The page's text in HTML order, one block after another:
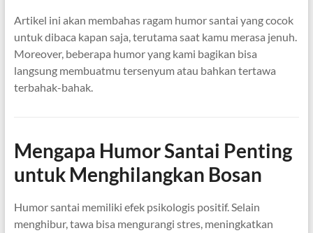
Artikel ini akan membahas ragam humor santai yang cocok
untuk dibaca kapan saja, terutama saat kamu merasa jenuh.
Moreover, beberapa humor yang kami bagikan bisa
langsung membuatmu tersenyum atau bahkan tertawa
terbahak-bahak.
Mengapa Humor Santai Penting
untuk Menghilangkan Bosan
Humor santai memiliki efek psikologis positif. Selain
menghibur, tawa bisa mengurangi stres, meningkatkan